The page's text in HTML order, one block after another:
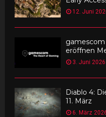
12. Juni
gamescom
eröffnen
3. Juni 2026
Diablo 4:
11. März
6. März